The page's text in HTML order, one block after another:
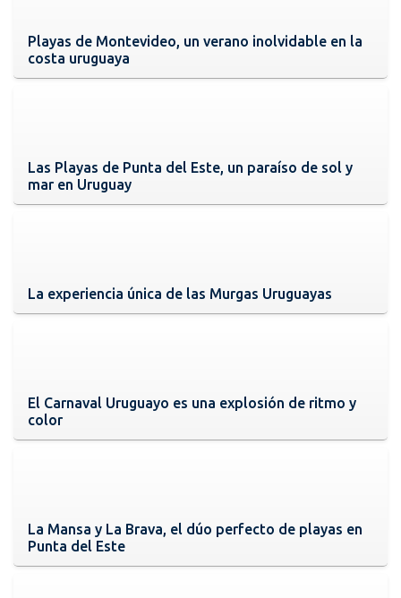
Playas de Montevideo, un verano inolvidable en la
costa uruguaya
Las Playas de Punta del Este, un paraíso de sol y
mar en Uruguay
La experiencia única de las Murgas Uruguayas
El Carnaval Uruguayo es una explosión de ritmo y
color
La Mansa y La Brava, el dúo perfecto de playas en
Punta del Este